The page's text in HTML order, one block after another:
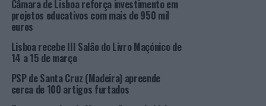
tinha na sua posse um dos telemóveis roubado.
intercetá-lo, tudo levando a crer que o mesmo terá
ficado na posse do outro telemóvel e relógio roubados,
artigos estes com um valor aproximado de 1200,00
euros.
Câmara de Lisboa reforça investimento em
projetos educativos com mais de 950 mil
euros
Lisboa recebe III Salão do Livro Maçónico de
14 a 15 de março
PSP de Santa Cruz (Madeira) apreende
cerca de 100 artigos furtados